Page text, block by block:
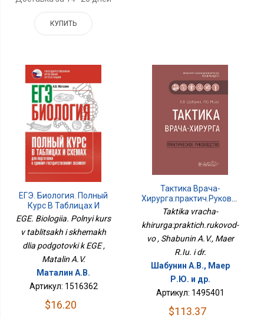
КУПИТЬ
ЕГЭ. Биология. Полный
Курс В Таблицах И
Схемах Для Подготовки
К ЕГЭ
EGE. Biologiia. Polnyi kurs
v tablitsakh i skhemakh
dlia podgotovki k EGE ,
Matalin A.V.
Маталин А.В.
Артикул: 1516362
$16.20
Тактика Врача-
Хирурга:практич.руковод-
Во
Taktika vracha-
khirurga:praktich.rukovod-
vo , Shabunin A.V., Maer
R.Iu. i dr.
Шабунин А.В., Маер
Р.Ю. и др.
Артикул: 1495401
$113.37